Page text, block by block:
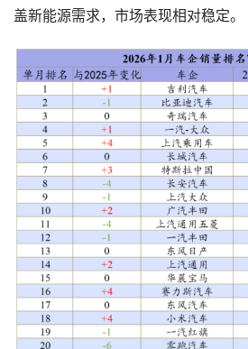
盖新能源需求，市场表现相对稳定。